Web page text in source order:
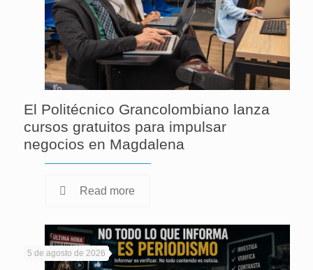
El Politécnico Grancolombiano lanza
cursos gratuitos para impulsar
negocios en Magdalena
Read more
5 de agosto de 2026